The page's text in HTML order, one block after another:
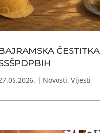
BAJRAMSKA ČESTITKA
| Novosti, Vijesti